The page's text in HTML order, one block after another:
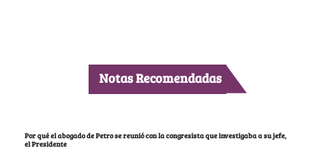
Notas Recomendadas
Por qué el abogado de Petro se reunió con la congresista que investigaba a su jefe,
el Presidente